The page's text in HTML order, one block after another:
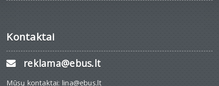
Kontaktai
reklama@ebus.lt
Mūsų kontaktai: lina@ebus.lt